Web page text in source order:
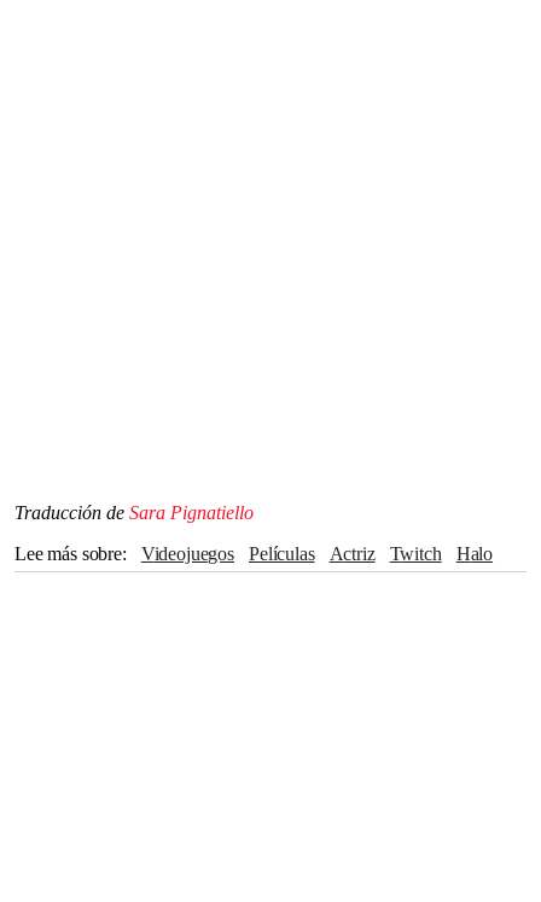
Traducción de Sara Pignatiello
Lee más sobre
videojuegos películas actriz Twitch
Halo